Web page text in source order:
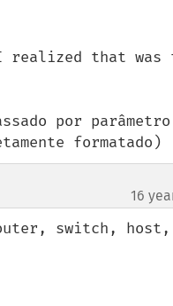
that was
por parâmetro
formatado)
16
switch, host,